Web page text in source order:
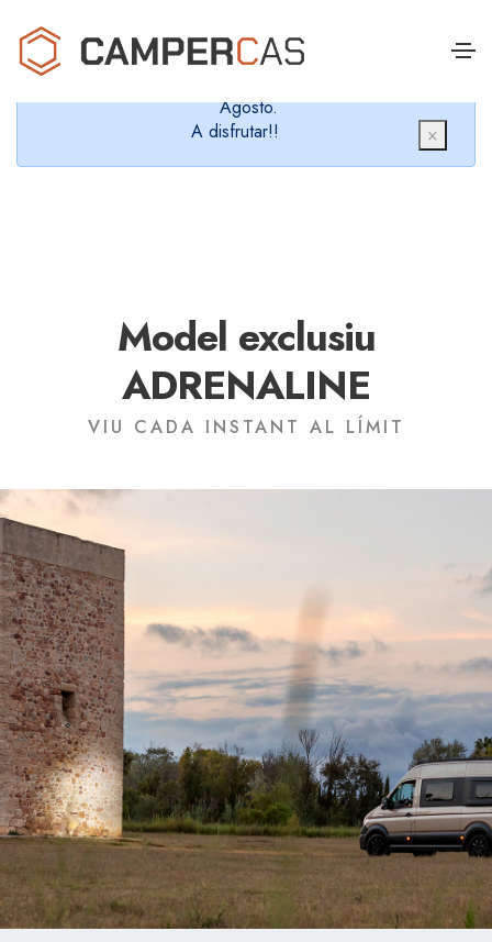
Cerramos en verano, que nos queremos dar un
chapuzón y refrescarnos.
Agosto.
A disfrutar!!
×
Model exclusiu
ADRENALINE
VIU CADA INSTANT AL LÍMIT